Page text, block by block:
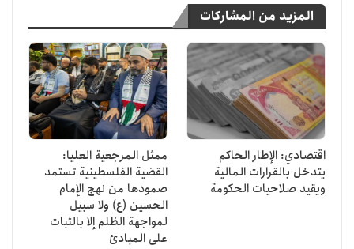
المزيد من المشاركات
اقتصادي: الإطار الحاكم
يتدخل بالقرارات المالية
ويقيد صلاحيات الحكومة
ممثل المرجعية العليا:
القضية الفلسطينية تستمد
صمودها من نهج الإمام
الحسين (ع) ولا سبيل
لمواجهة الظلم إلا بالثبات
على المبادئ